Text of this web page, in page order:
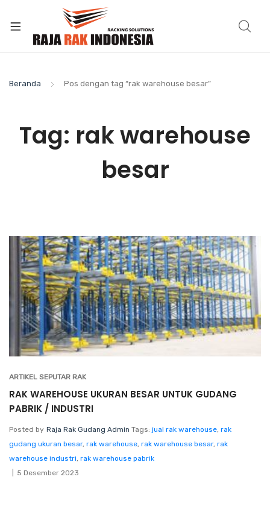
Beranda Pos dengan tag “rak warehouse besar”
Tag: rak warehouse
besar
ARTIKEL SEPUTAR RAK
RAK WAREHOUSE UKURAN BESAR UNTUK GUDANG
PABRIK / INDUSTRI
Posted by Raja Rak Gudang Admin Tags: jual rak warehouse, rak
gudang ukuran besar, rak warehouse, rak warehouse besar, rak
warehouse industri, rak warehouse pabrik
5 Desember 2023